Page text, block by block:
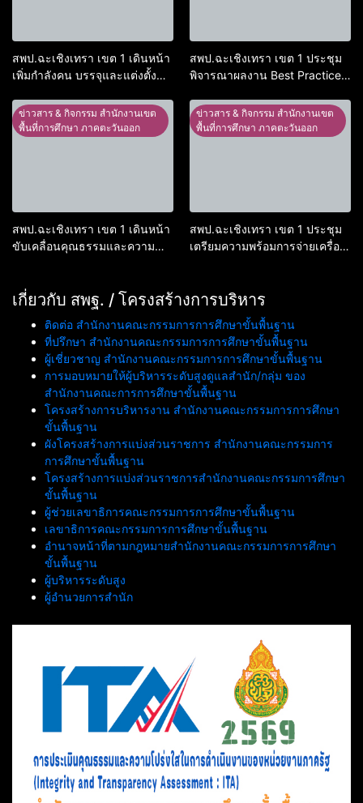
สพป.ฉะเชิงเทรา เขต 1 เดินหน้า
เพิ่มกำลังคน บรรจุและแต่งตั้ง
ทัพพัฒนาการศึกษา
สพป.ฉะเชิงเทรา เขต 1 ประชุม
พิจารณาผลงาน Best Practice
และดิจิทัล”
ข่าวสาร & กิจกรรม สำนักงานเขต
พื้นที่การศึกษา ภาคตะวันออก
สพป.ฉะเชิงเทรา เขต 1 เดินหน้า
ขับเคลื่อนคุณธรรมและความ
โรงเรียนสุจริต ประจำปี 2569
ข่าวสาร & กิจกรรม สำนักงานเขต
พื้นที่การศึกษา ภาคตะวันออก
สพป.ฉะเชิงเทรา เขต 1 ประชุม
เตรียมความพร้อมการจ่ายเครื่อง
เกี่ยวกับ สพฐ. / โครงสร้างการบริหาร
ติดต่อ สำนักงานคณะกรรมการการศึกษาขั้นพื้นฐาน
ที่ปรึกษา สำนักงานคณะกรรมการการศึกษาขั้นพื้นฐาน
ผู้เชี่ยวชาญ สำนักงานคณะกรรมการการศึกษาขั้นพื้นฐาน
การมอบหมายให้ผู้บริหารระดับสูงดูแลสำนัก/กลุ่ม ของ
สำนักงานคณะการการศึกษาขั้นพื้นฐาน
โครงสร้างการบริหารงาน สำนักงานคณะกรรมการการศึกษา
ขั้นพื้นฐาน
ผังโครงสร้างการแบ่งส่วนราชการ สำนักงานคณะกรรมการ
การศึกษาขั้นพื้นฐาน
โครงสร้างการแบ่งส่วนราชการสำนักงานคณะกรรมการศึกษา
ขั้นพื้นฐาน
ผู้ช่วยเลขาธิการคณะกรรมการการศึกษาขั้นพื้นฐาน
เลขาธิการคณะกรรมการการศึกษาขั้นพื้นฐาน
อำนาจหน้าที่ตามกฎหมายสำนักงานคณะกรรมการการศึกษา
ขั้นพื้นฐาน
ผู้บริหารระดับสูง
ผู้อำนวยการสำนัก